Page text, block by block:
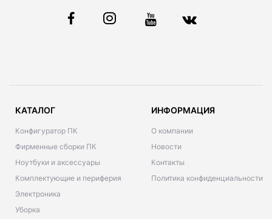
КАТАЛОГ
Конфигуратор ПК
Фирменные сборки ПК
Ноутбуки и аксессуары
Комплектующие и периферия
Электроника
Уборка
ИНФОРМАЦИЯ
О компании
Новости
Контакты
Политика конфиденциальности